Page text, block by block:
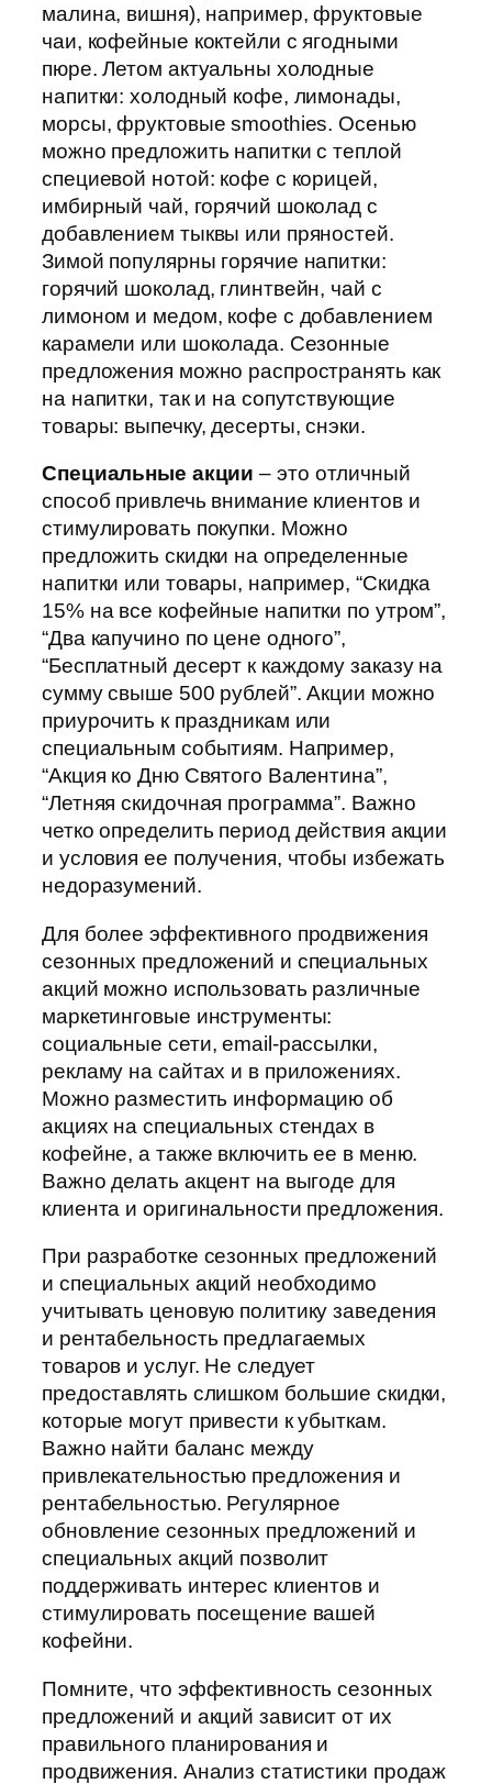
малина, вишня), например, фруктовые
чаи, кофейные коктейли с ягодными
пюре. Летом актуальны холодные
напитки: холодный кофе, лимонады,
морсы, фруктовые smoothies. Осенью
можно предложить напитки с теплой
специевой нотой: кофе с корицей,
имбирный чай, горячий шоколад с
добавлением тыквы или пряностей.
Зимой популярны горячие напитки:
горячий шоколад, глинтвейн, чай с
лимоном и медом, кофе с добавлением
карамели или шоколада. Сезонные
предложения можно распространять как
на напитки, так и на сопутствующие
товары: выпечку, десерты, снэки.
Специальные акции – это отличный
способ привлечь внимание клиентов и
стимулировать покупки. Можно
предложить скидки на определенные
напитки или товары, например, “Скидка
15% на все кофейные напитки по утром”,
“Два капучино по цене одного”,
“Бесплатный десерт к каждому заказу на
сумму свыше 500 рублей”. Акции можно
приурочить к праздникам или
специальным событиям. Например,
“Акция ко Дню Святого Валентина”,
“Летняя скидочная программа”. Важно
четко определить период действия акции
и условия ее получения, чтобы избежать
недоразумений.
Для более эффективного продвижения
сезонных предложений и специальных
акций можно использовать различные
маркетинговые инструменты:
социальные сети, email-рассылки,
рекламу на сайтах и в приложениях.
Можно разместить информацию об
акциях на специальных стендах в
кофейне, а также включить ее в меню.
Важно делать акцент на выгоде для
клиента и оригинальности предложения.
При разработке сезонных предложений
и специальных акций необходимо
учитывать ценовую политику заведения
и рентабельность предлагаемых
товаров и услуг. Не следует
предоставлять слишком большие скидки,
которые могут привести к убыткам.
Важно найти баланс между
привлекательностью предложения и
рентабельностью. Регулярное
обновление сезонных предложений и
специальных акций позволит
поддерживать интерес клиентов и
стимулировать посещение вашей
кофейни.
Помните, что эффективность сезонных
предложений и акций зависит от их
правильного планирования и
продвижения. Анализ статистики продаж